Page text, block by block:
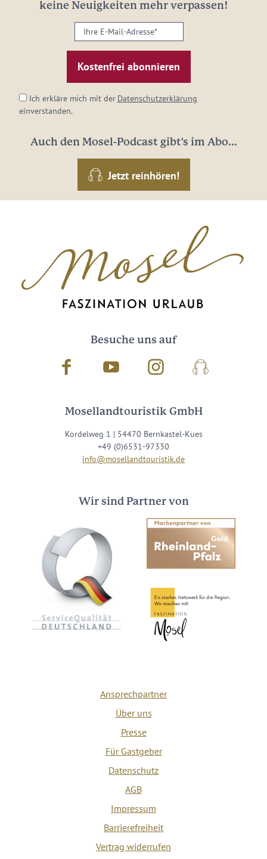
keine Neuigkeiten mehr verpassen!
Ihre
E-
Mail-
Adresse:
Ich erkläre mich mit der Datenschutzerklärung
einverstanden.
Auch den Mosel-Podcast gibt's im Abo...
Jetzt reinhören!
Besuche uns auf
Facebook Youtube InstagramPodcast
Mosellandtouristik GmbH
Kordelweg 1 | 54470 Bernkastel-Kues
+49 (0)6531-97330
info@mosellandtouristik.de
Wir sind Partner von
Ansprechpartner
Über uns
Presse
Für Gastgeber
Datenschutz
AGB
Impressum
Barrierefreiheit
Vertrag widerrufen